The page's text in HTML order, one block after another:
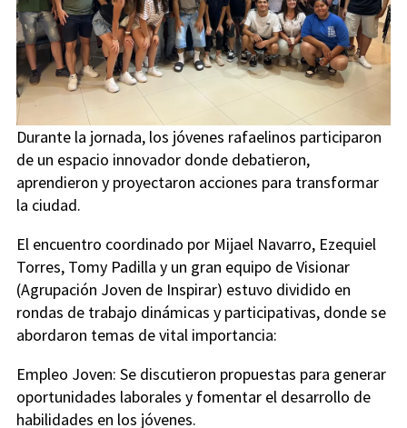
Durante la jornada, los jóvenes rafaelinos participaron
de un espacio innovador donde debatieron,
aprendieron y proyectaron acciones para transformar
la ciudad.
El encuentro coordinado por Mijael Navarro, Ezequiel
Torres, Tomy Padilla y un gran equipo de Visionar
(Agrupación Joven de Inspirar) estuvo dividido en
rondas de trabajo dinámicas y participativas, donde se
abordaron temas de vital importancia:
Empleo Joven: Se discutieron propuestas para generar
oportunidades laborales y fomentar el desarrollo de
habilidades en los jóvenes.